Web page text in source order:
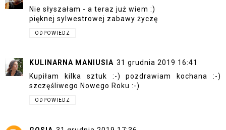
Nie słyszałam - a teraz już wiem :)
pięknej sylwestrowej zabawy życzę
ODPOWIEDZ
KULINARNA MANIUSIA 31 grudnia 2019 16:41
Kupiłam kilka sztuk :-) pozdrawiam kochana :-)
szczęśliwego Nowego Roku :-)
ODPOWIEDZ